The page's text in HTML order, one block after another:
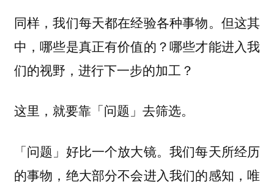
同样，我们每天都在经验各种事物。但这其
中，哪些是真正有价值的？哪些才能进入我
们的视野，进行下一步的加工？
这里，就要靠「问题」去筛选。
「问题」好比一个放大镜。我们每天所经历
的事物，绝大部分不会进入我们的感知，唯